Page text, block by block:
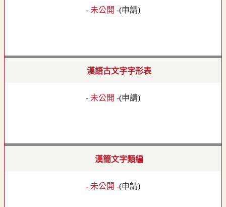
- 未公開 -(申請)
漢語古文字字形表
- 未公開 -(申請)
漢簡文字類編
- 未公開 -(申請)